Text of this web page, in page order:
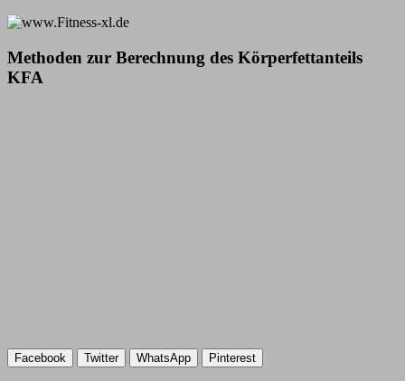
Methoden zur Berechnung des Körperfettanteils
KFA
Facebook Twitter WhatsApp Pinterest